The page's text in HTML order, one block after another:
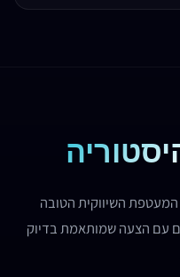
השיווקית הטובה
עם הצעה שמותאמת בדיוק